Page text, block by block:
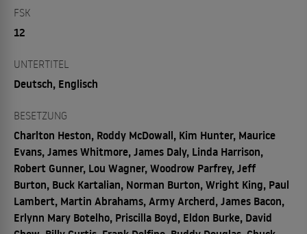
FSK
12
UNTERTITEL
Deutsch, Englisch
BESETZUNG
Charlton Heston, Roddy McDowall, Kim Hunter, Maurice
Evans, James Whitmore, James Daly, Linda Harrison,
Robert Gunner, Lou Wagner, Woodrow Parfrey, Jeff
Burton, Buck Kartalian, Norman Burton, Wright King, Paul
Lambert, Martin Abrahams, Army Archerd, James Bacon,
Erlynn Mary Botelho, Priscilla Boyd, Eldon Burke, David